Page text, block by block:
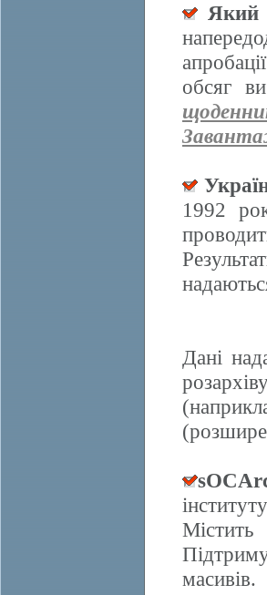
Який
обсяг
1992
Дані
масивів.